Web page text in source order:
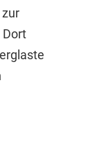
Dort